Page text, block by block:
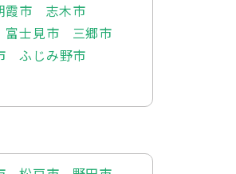
霞市
志木市
富士見市
三郷市
ふじみ野市